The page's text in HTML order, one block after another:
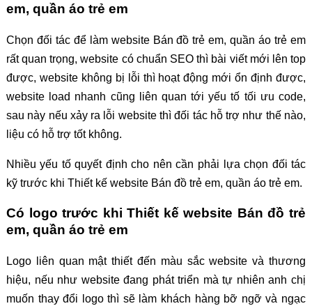
em, quần áo trẻ em
Chọn đối tác để làm website Bán đồ trẻ em, quần áo trẻ em
rất quan trọng, website có chuẩn SEO thì bài viết mới lên top
được, website không bị lỗi thì hoạt động mới ổn định được,
website load nhanh cũng liên quan tới yếu tố tối ưu code,
sau này nếu xảy ra lỗi website thì đối tác hỗ trợ như thế nào,
liệu có hỗ trợ tốt không.
Nhiều yếu tố quyết định cho nên cần phải lựa chọn đối tác
kỹ trước khi Thiết kế website Bán đồ trẻ em, quần áo trẻ em.
Có logo trước khi Thiết kế website Bán đồ trẻ
em, quần áo trẻ em
Logo liên quan mật thiết đến màu sắc website và thương
hiệu, nếu như website đang phát triển mà tự nhiên anh chị
muốn thay đổi logo thì sẽ làm khách hàng bỡ ngỡ và ngạc